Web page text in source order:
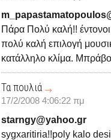
Πάρα Πολύ καλή!!
πολύ καλή επιλογή
κατάλληλο κλίμα. Μπράβο
Τα πουλιά
17/2/2008 4:06:22 πμ
starngy@yahoo.gr
sygxaritiria!!poly kalo